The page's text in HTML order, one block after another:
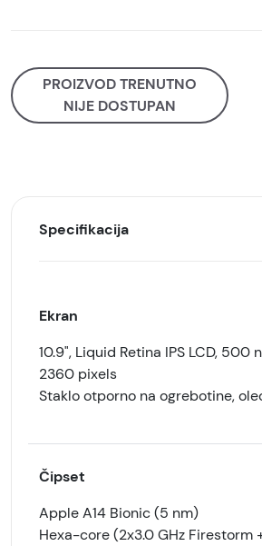
PROIZVOD TRENUTNO
NIJE DOSTUPAN
Specifikacija
Ekran
10.9", Liquid Retina IPS LCD, 500
2360 pixels
Staklo otporno na ogrebotine,
Čipset
Apple A14 Bionic (5 nm)
Hexa-core (2x3.0 GHz Firestorm